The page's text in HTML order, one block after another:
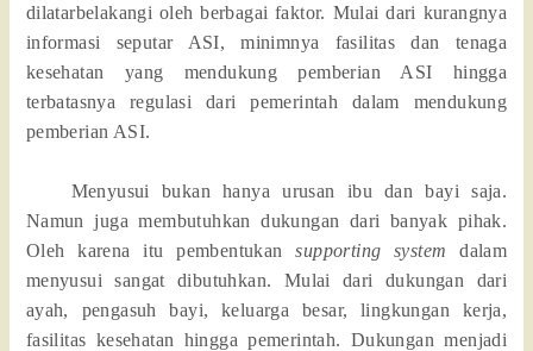
dilatarbelakangi oleh berbagai faktor. Mulai dari kurangnya
informasi seputar ASI, minimnya fasilitas dan tenaga
kesehatan yang mendukung pemberian ASI hingga
terbatasnya regulasi dari pemerintah dalam mendukung
pemberian ASI.
Menyusui bukan hanya urusan ibu dan bayi saja.
Namun juga membutuhkan dukungan dari banyak pihak.
Oleh karena itu pembentukansupporting systemdalam
menyusui sangat dibutuhkan. Mulai dari dukungan dari
ayah, pengasuh bayi, keluarga besar, lingkungan kerja,
fasilitas kesehatan hingga pemerintah. Dukungan menjadi